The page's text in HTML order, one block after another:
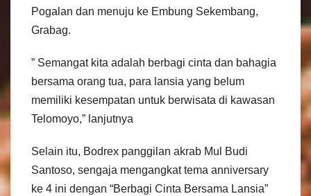
Pogalan dan menuju ke Embung Sekembang,
Grabag.
” Semangat kita adalah berbagi cinta dan bahagia
bersama orang tua, para lansia yang belum
memiliki kesempatan untuk berwisata di kawasan
Telomoyo,” lanjutnya
Selain itu, Bodrex panggilan akrab Mul Budi
Santoso, sengaja mengangkat tema anniversary
ke 4 ini dengan “Berbagi Cinta Bersama Lansia”